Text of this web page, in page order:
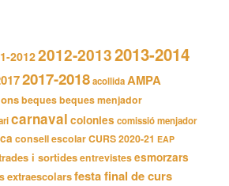
20122012-20132013-2014
2017-2018acollidaAMPA
bequesbeques menjador
carnaval colonies comissió menjador
consell escolarCURS 2020-21 EAP
i sortidesentrevistesesmorzars
extraescolarsfesta final de curs